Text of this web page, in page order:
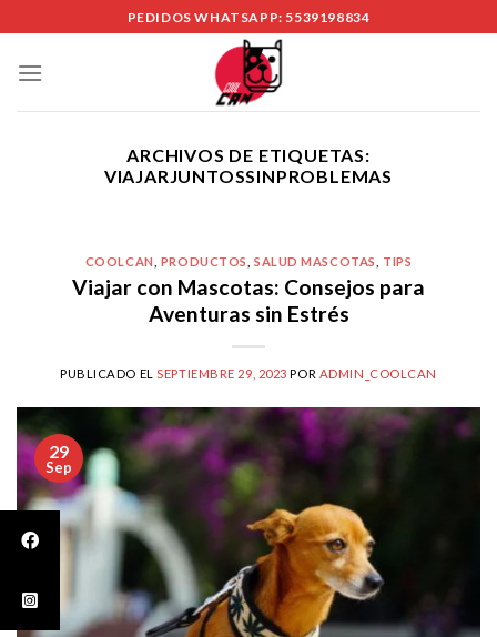
to
content
PEDIDOS WHATSAPP: 5539198834
ARCHIVOS DE ETIQUETAS:
VIAJARJUNTOSSINPROBLEMAS
COOLCAN PRODUCTOS SALUD MASCOTAS TIPS
Viajar con Mascotas: Consejos para
Aventuras sin Estrés
PUBLICADO EL SEPTIEMBRE 29, 2023 POR ADMIN_COOLCAN
29
Sep